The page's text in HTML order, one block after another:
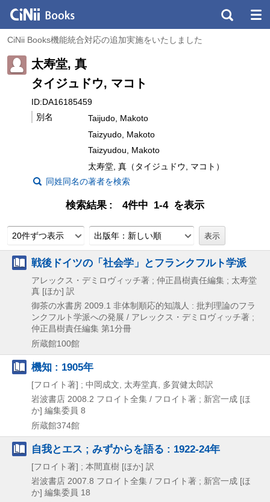
CiNii Books機能統合対応の追加実施をいたしました
太寿堂, 真
タイジュドウ, マコト
ID:DA16185459
別名
Taijudo, Makoto
Taizyudo, Makoto
Taizyudou, Makoto
太寿堂, 真（タイジュドウ, マコト）
同姓同名の著者を検索
検索結果 4件中 1-4 を表示
20件ずつ表示 出版年：新しい順
戦後ドイツの「社会学」とフランクフルト学派
アレックス・デミロヴィッチ著 ; 仲正昌樹責任編集 ; 太寿堂
真 [ほか] 訳
御茶の水書房 2009.1 非体制順応的知識人 : 批判理論のフラ
ンクフルト学派への発展 / アレックス・デミロヴィッチ著 ;
仲正昌樹責任編集 第1分冊
所蔵館100館
機知 : 1905年
[フロイト著] ; 中岡成文, 太寿堂真, 多賀健太郎訳
岩波書店 2008.2 フロイト全集 / フロイト著 ; 新宮一成 [ほ
か] 編集委員 8
所蔵館374館
自我とエス ; みずからを語る : 1922-24年
[フロイト著] ; 本間直樹 [ほか] 訳
岩波書店 2007.8 フロイト全集 / フロイト著 ; 新宮一成 [ほ
か] 編集委員 18